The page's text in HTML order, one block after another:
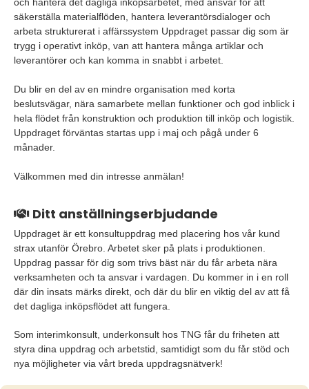
säkerställa materialflöden, hantera leverantörsdialoger och
arbeta strukturerat i affärssystem Uppdraget passar dig som är
trygg i operativt inköp, van att hantera många artiklar och
leverantörer och kan komma in snabbt i arbetet.
Du blir en del av en mindre organisation med korta
beslutsvägar, nära samarbete mellan funktioner och god inblick i
hela flödet från konstruktion och produktion till inköp och logistik.
Uppdraget förväntas startas upp i maj och pågå under 6
månader.
Välkommen med din intresse anmälan!
Ditt anställningserbjudande
Uppdraget är ett konsultuppdrag med placering hos vår kund
strax utanför Örebro. Arbetet sker på plats i produktionen.
Uppdrag passar för dig som trivs bäst när du får arbeta nära
verksamheten och ta ansvar i vardagen. Du kommer in i en roll
där din insats märks direkt, och där du blir en viktig del av att få
det dagliga inköpsflödet att fungera.
Som interimkonsult, underkonsult hos TNG får du friheten att
styra dina uppdrag och arbetstid, samtidigt som du får stöd och
nya möjligheter via vårt breda uppdragsnätverk!